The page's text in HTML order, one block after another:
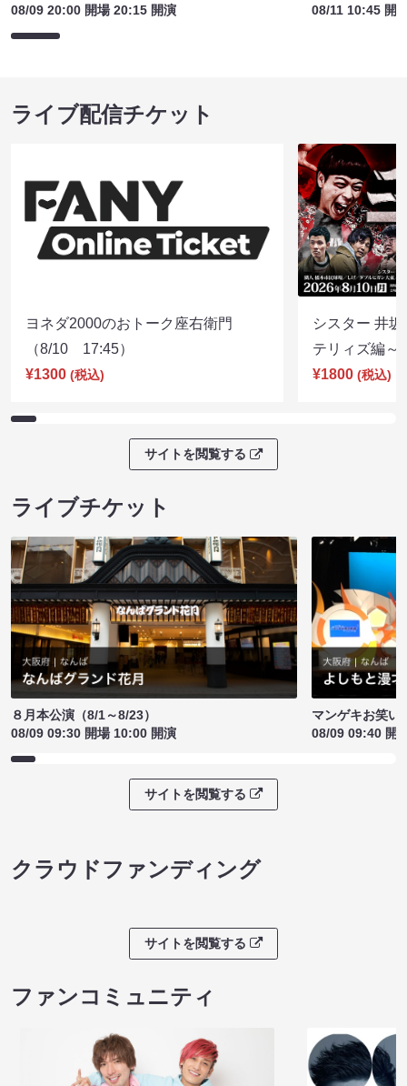
08/09 20:00 開場 20:15 開演
08/11 10:45 開
ライブ配信チケット
ヨネダ2000のおトーク座右衛門
（8/10 17:45）
¥1300 (税込)
シスター 井
テリィズ編
¥1800 (税込)
サイトを閲覧する
ライブチケット
８月本公演（8/1～8/23）
08/09 09:30 開場 10:00 開演
マンゲキお笑い
08/09 09:40 開
サイトを閲覧する
クラウドファンディング
サイトを閲覧する
ファンコミュニティ